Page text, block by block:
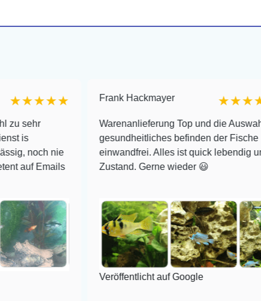
nie
Frank Hackmayer ★★★★
Warenanlieferung Top und die Auswahl plus
gesundheitliches befinden der Fische
einwandfrei. Alles ist quick lebendig und im super
Zustand. Gerne wieder 😃
Veröffentlicht auf Google